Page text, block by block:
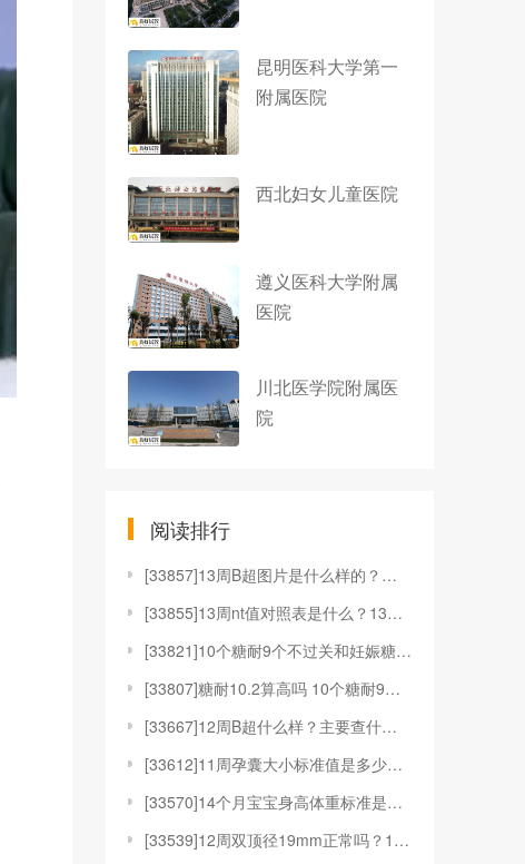
昆明医科大学第一
附属医院
西北妇女儿童医院
遵义医科大学附属
医院
川北医学院附属医
院
阅读排行
[33857]13周B超图片是什么样的？有什么用？
[33855]13周nt值对照表是什么？13周nt值对
[33821]10个糖耐9个不过关和妊娠糖尿病有何关系
[33807]糖耐10.2算高吗 10个糖耐9个不过关
[33667]12周B超什么样？主要查什么？
[33612]11周孕囊大小标准值是多少？11周孕囊是
[33570]14个月宝宝身高体重标准是多少？要注意什
[33539]12周双顶径19mm正常吗？12周双顶径